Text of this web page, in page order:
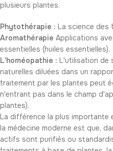
plusieurs plantes.
Phytothérapie : La science des
Aromathérapie Applications
essentielles (huiles essentielles).
L'homéopathie : L'utilisation de
naturelles diluées dans un
traitement par les plantes peut
n'entrant pas dans le champ
plantes).
La différence la plus importante
la médecine moderne est que,
actifs sont purifiés ou